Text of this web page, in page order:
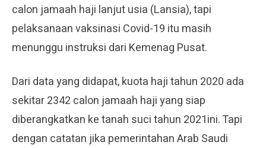
calon jamaah haji lanjut usia (Lansia), tapi
pelaksanaan vaksinasi Covid-19 itu masih
menunggu instruksi dari Kemenag Pusat.
Dari data yang didapat, kuota haji tahun 2020 ada
sekitar 2342 calon jamaah haji yang siap
diberangkatkan ke tanah suci tahun 2021ini. Tapi
dengan catatan jika pemerintahan Arab Saudi